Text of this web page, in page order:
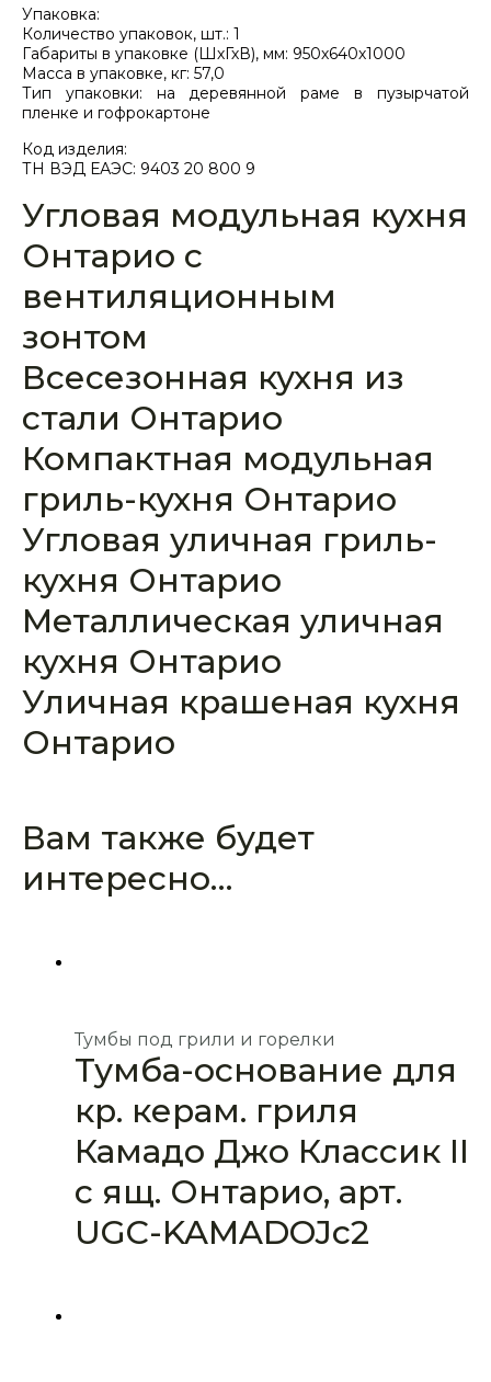
Упаковка:
Количество упаковок, шт.: 1
Габариты в упаковке (ШхГхВ), мм: 950х640х1000
Масса в упаковке, кг: 57,0
Тип упаковки: на деревянной раме в пузырчатой
пленке и гофрокартоне
Код изделия:
ТН ВЭД ЕАЭС: 9403 20 800 9
Угловая модульная кухня
Онтарио с
вентиляционным
зонтом
Всесезонная кухня из
стали Онтарио
Компактная модульная
гриль-кухня Онтарио
Угловая уличная гриль-
кухня Онтарио
Металлическая уличная
кухня Онтарио
Уличная крашеная кухня
Онтарио
Вам также будет
интересно…
Тумбы под грили и горелки
Тумба-основание для
кр. керам. гриля
Камадо Джо Классик II
с ящ. Онтарио, арт.
UGC-KAMADOJc2